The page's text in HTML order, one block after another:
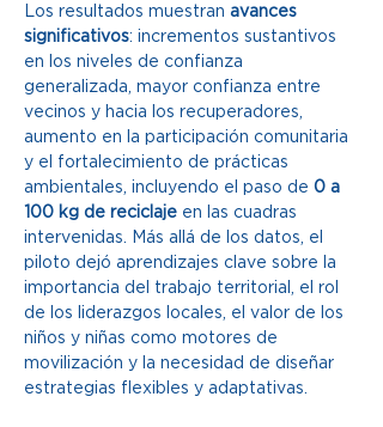
Los resultados muestran avances
significativos: incrementos sustantivos
en los niveles de confianza
generalizada, mayor confianza entre
vecinos y hacia los recuperadores,
aumento en la participación comunitaria
y el fortalecimiento de prácticas
ambientales, incluyendo el paso de 0 a
100 kg de reciclaje en las cuadras
intervenidas. Más allá de los datos, el
piloto dejó aprendizajes clave sobre la
importancia del trabajo territorial, el rol
de los liderazgos locales, el valor de los
niños y niñas como motores de
movilización y la necesidad de diseñar
estrategias flexibles y adaptativas.